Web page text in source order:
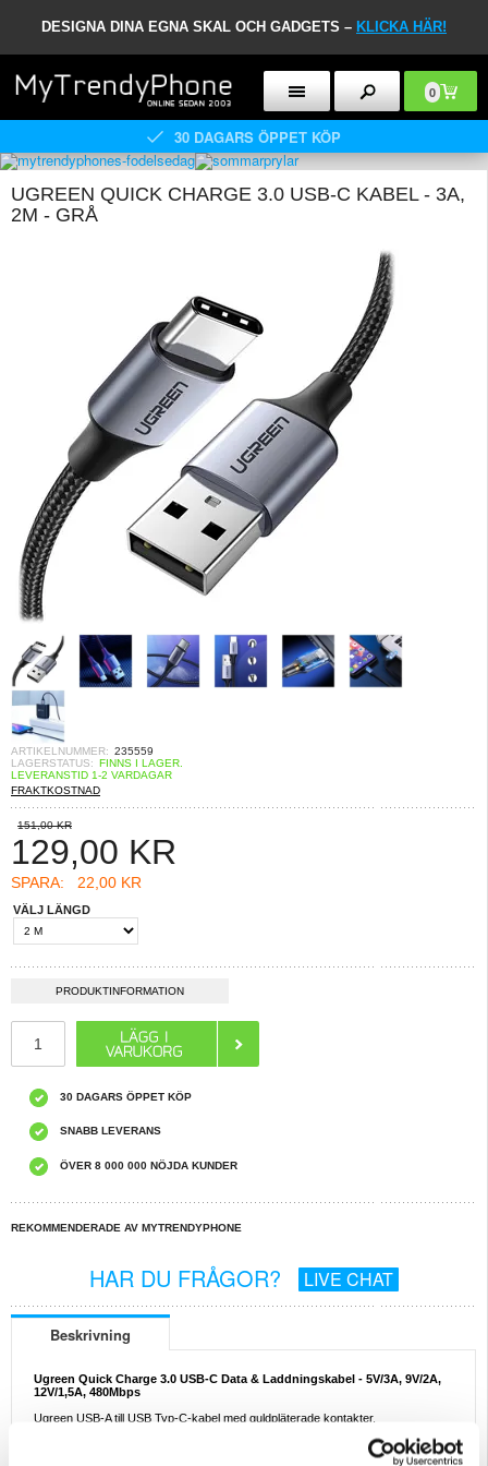
DESIGNA DINA EGNA SKAL OCH GADGETS – KLICKA HÄR!
0
30 DAGARS ÖPPET KÖP
UGREEN QUICK CHARGE 3.0 USB-C KABEL - 3A,
2M - GRÅ
ARTIKELNUMMER: 235559
LAGERSTATUS: FINNS I LAGER.
LEVERANSTID 1-2 VARDAGAR
FRAKTKOSTNAD
151,00 KR
129,00 KR
SPARA: 22,00 KR
VÄLJ LÄNGD
PRODUKTINFORMATION
30 DAGARS ÖPPET KÖP
SNABB LEVERANS
ÖVER 8 000 000 NÖJDA KUNDER
REKOMMENDERADE AV MYTRENDYPHONE
HAR DU FRÅGOR? LIVE CHAT
Beskrivning
Ugreen Quick Charge 3.0 USB-C Data & Laddningskabel - 5V/3A, 9V/2A,
12V/1,5A, 480Mbps
Ugreen USB-A till USB Typ-C-kabel med guldpläterade kontakter,
snabbladdningsprotokoll med 3A maximal ström som gör att du kan ladda upp
din smartphone, surfplatta eller powerbank med full hastighet. Kabeln stöder